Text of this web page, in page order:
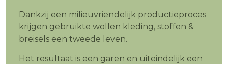
Dankzij een milieuvriendelijk productieproces
krijgen gebruikte wollen kleding, stoffen &
breisels een tweede leven.
Het resultaat is een garen en uiteindelijk een